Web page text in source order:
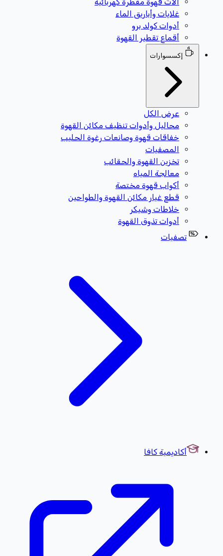
غلايات وأباريق الماء
أدوات كولد برو
أقماع تقطير القهوة
إكسسوارات
عرض الكل
محاليل وأدوات تنظيف مكائن القهوة
خفاقات قهوة وصانعات رغوة الحليب
المصفيات
تخزين القهوة والحقائب
معالجة المياه
أكواب قهوة مختصة
قطع غيار مكائن القهوة والطواحين
خلاطات وشيكر
أدوات تذوق القهوة
تصفيات
أكاديمية كافا